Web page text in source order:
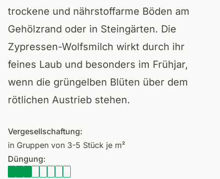
trockene und nährstoffarme Böden am
Gehölzrand oder in Steingärten. Die
Zypressen-Wolfsmilch wirkt durch ihr
feines Laub und besonders im Frühjar,
wenn die grüngelben Blüten über dem
rötlichen Austrieb stehen.
Vergesellschaftung:
in Gruppen von 3-5 Stück je m²
Düngung: